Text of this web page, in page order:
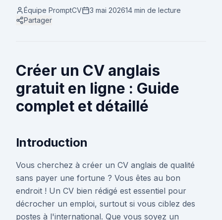
Équipe PromptCV 3 mai 202614 min de lecture
Partager
Créer un CV anglais
gratuit en ligne : Guide
complet et détaillé
Introduction
Vous cherchez à créer un CV anglais de qualité
sans payer une fortune ? Vous êtes au bon
endroit ! Un CV bien rédigé est essentiel pour
décrocher un emploi, surtout si vous ciblez des
postes à l'international. Que vous soyez un